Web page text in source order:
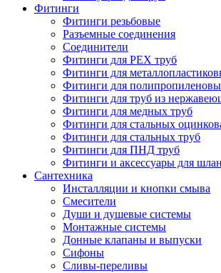
Фитинги
Фитинги резьбовые
Разъемные соединения
Соединители
Фитинги для PEX труб
Фитинги для
Фитинги для
Фитинги для труб из
Фитинги для медных труб
Фитинги для стальных
Фитинги для стальных труб
Фитинги для ПНД труб
Фитинги и аксессуары для
Сантехника
Инсталляции и кнопки смыва
Смесители
Души и душевые системы
Монтажные системы
Донные клапаны и выпуски
Сифоны
Сливы-переливы